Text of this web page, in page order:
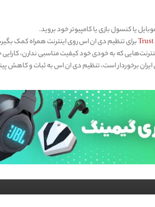
برای تنظیم دی ان اس روی اینترنت همراه کمک
که به خودی خود کیفیت مناسبی ندارن،
ایران برخوردار است، تنظیم دی ان اس به ثبات و